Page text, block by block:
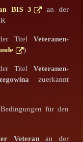
BIS 3
an der
Titel Veteranen-
)
Titel Veteranen-
zuerkannt
für den
Veteranan der